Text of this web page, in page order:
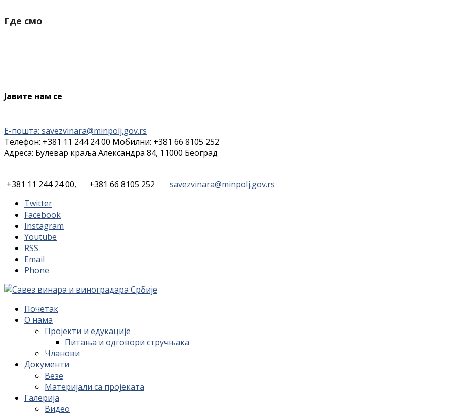
Где смо
Јавите нам се
Е-пошта: savezvinara@minpolj.gov.rs
Телефон: +381 11 244 24 00 Мобилни: +381 66 8105 252
Адреса: Булевар краља Александра 84, 11000 Београд
+381 11 244 24 00, +381 66 8105 252
savezvinara@minpolj.gov.rs
Twitter
Facebook
Instagram
Youtube
RSS
Email
Phone
Почетак
О нама
Пројекти и едукације
Питања и одговори стручњака
Чланови
Документи
Везе
Материјали са пројеката
Галерија
Видео